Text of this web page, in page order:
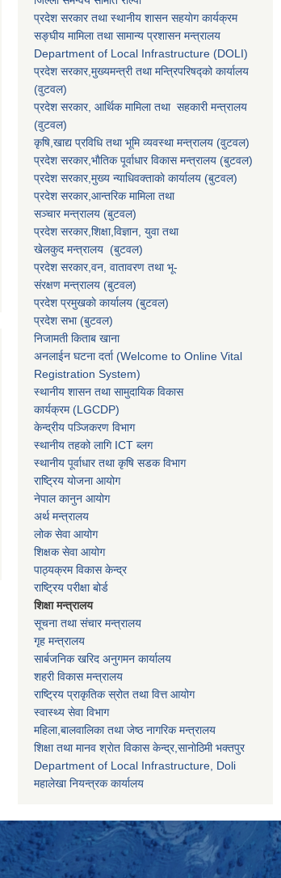
प्रदेश सरकार तथा स्थानीय शासन सहयाेग कार्यक्रम
सङ्‍घीय मामिला तथा सामान्य प्रशासन मन्त्रालय
Department of Local Infrastructure (DOLI)
प्रदेश सरकार,मुख्यमन्त्री तथा मन्त्रिपरिषद्को कार्यालय
(वुटवल)
प्रदेश सरकार, आर्थिक मामिला तथा सहकारी मन्त्रालय
(वुटवल)
कृषि,खाद्य प्रविधि तथा भूमि व्यवस्था मन्त्रालय (वुटवल)
प्रदेश सरकार,भाैतिक पूर्वाधार विकास मन्त्रालय (बुटवल)
प्रदेश सरकार,मुख्य न्याधिवक्ताकाे कार्यालय (बुटवल)
प्रदेश सरकार,आन्तरिक मामिला तथा
सञ्चार मन्त्रालय (बुटवल)
प्रदेश सरकार,शिक्षा,विज्ञान, युवा तथा
खेलकुद मन्त्रालय (बुटवल)
प्रदेश सरकार,वन, वातावरण तथा भू-
संरक्षण मन्त्रालय (बुटवल)
प्रदेश प्रमुखकाे कार्यालय (बुटवल)
प्रदेश सभा (बुटवल)
निजामती किताब खाना
अनलाईन घटना दर्ता (Welcome to Online Vital
Registration System)
स्थानीय शासन तथा सामुदायिक विकास
कार्यक्रम (LGCDP)
केन्द्रीय पञ्जिकरण विभाग
स्थानीय तहको लागि ICT ब्लग
स्थानीय पूर्वाधार तथा कृषि सडक विभाग
राष्ट्रिय योजना आयोग
नेपाल कानुन आयोग
अर्थ मन्त्रालय
लोक सेवा आयोग
शिक्षक सेवा आयोग
पाठ्यक्रम विकास केन्द्र
राष्ट्रिय परीक्षा बोर्ड
शिक्षा मन्त्रालय
सूचना तथा संचार मन्त्रालय
गृह मन्त्रालय
सार्बजनिक खरिद अनुगमन कार्यालय
शहरी विकास मन्त्रालय
राष्ट्रिय प्राकृतिक स्रोत तथा वित्त आयोग
स्वास्थ्य सेवा विभाग
महिला,बालवालिका तथा जेष्ठ नागरिक मन्त्रालय
शिक्षा तथा मानव श्राेत विकास केन्द्र,सानाेठिमी भक्तपुर
Department of Local Infrastructure, Doli
महालेखा नियन्त्रक कार्यालय